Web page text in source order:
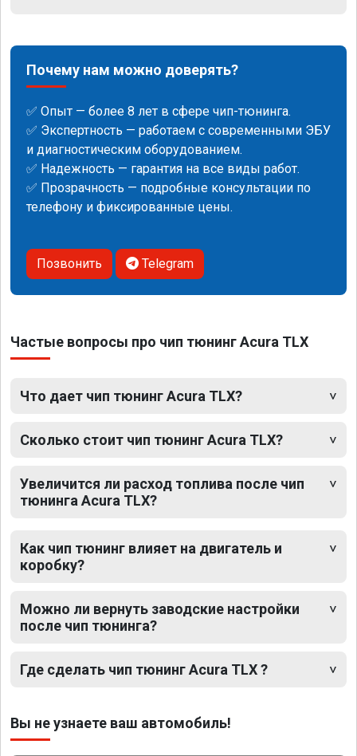
Почему нам можно доверять?
✅ Опыт — более 8 лет в сфере чип-тюнинга.
✅ Экспертность — работаем с современными ЭБУ
и диагностическим оборудованием.
✅ Надежность — гарантия на все виды работ.
✅ Прозрачность — подробные консультации по
телефону и фиксированные цены.
Позвонить Telegram
Частые вопросы про чип тюнинг Acura TLX
Что дает чип тюнинг Acura TLX?
Сколько стоит чип тюнинг Acura TLX?
Увеличится ли расход топлива после чип
тюнинга Acura TLX?
Как чип тюнинг влияет на двигатель и
коробку?
Можно ли вернуть заводские настройки
после чип тюнинга?
Где сделать чип тюнинг Acura TLX ?
Вы не узнаете ваш автомобиль!